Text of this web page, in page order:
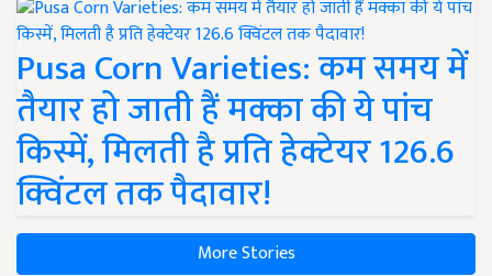
Pusa Corn Varieties: कम समय में
तैयार हो जाती हैं मक्का की ये पांच
किस्में, मिलती है प्रति हेक्टेयर 126.6
क्विंटल तक पैदावार!
More Stories